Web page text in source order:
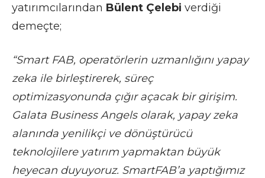
yatırımcılarından Bülent Çelebi verdiği
demeçte;
“Smart FAB, operatörlerin uzmanlığını yapay
zeka ile birleştirerek, süreç
optimizasyonunda çığır açacak bir girişim.
Galata Business Angels olarak, yapay zeka
alanında yenilikçi ve dönüştürücü
teknolojilere yatırım yapmaktan büyük
heyecan duyuyoruz. SmartFAB’a yaptığımız